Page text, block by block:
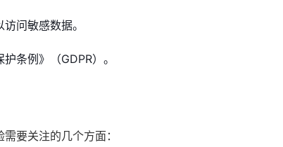
问敏感数据。
条例》（GDPR）。
要关注的几个方面：